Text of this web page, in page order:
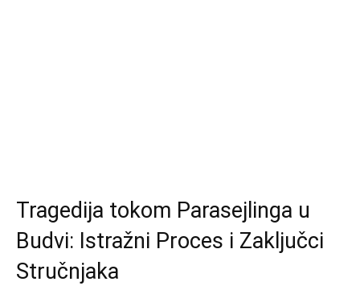
Tragedija tokom Parasejlinga u
Budvi: Istražni Proces i Zaključci
Stručnjaka